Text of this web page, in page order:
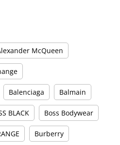
McQueen
Balenciaga Balmain
BLACK Boss Bodywear
Burberry